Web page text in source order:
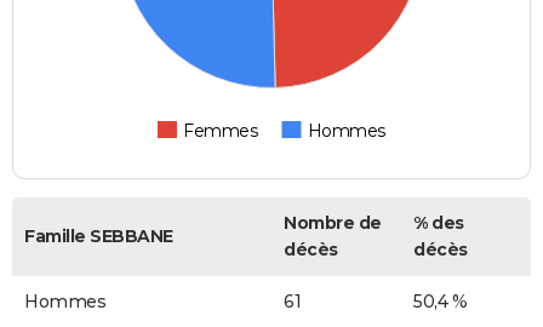
Femmes Hommes
Famille SEBBANE
Nombre de
décès
% des
décès
Hommes 61 50,4 %